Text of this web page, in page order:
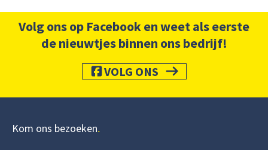
Volg ons op Facebook en weet als eerste
de nieuwtjes binnen ons bedrijf!
VOLG ONS
Kom ons bezoeken